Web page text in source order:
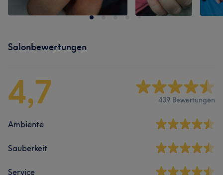
Salonbewertungen
4,7 439 Bewertungen
Ambiente
Sauberkeit
Service